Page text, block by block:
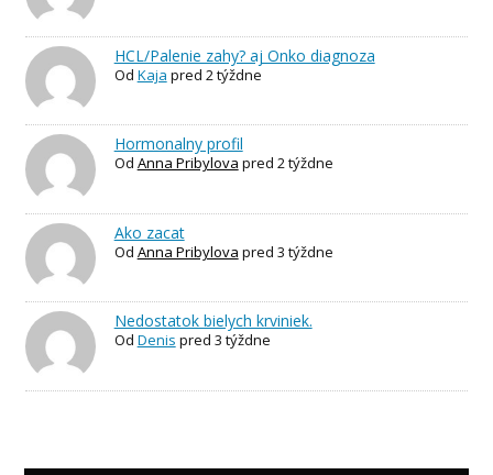
HCL/Palenie zahy? aj Onko diagnoza
Od Kaja pred 2 týždne
Hormonalny profil
Od Anna Pribylova pred 2 týždne
Ako zacat
Od Anna Pribylova pred 3 týždne
Nedostatok bielych krviniek.
Od Denis pred 3 týždne